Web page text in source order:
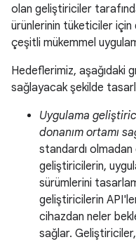
olan geliştiriciler
ürünlerinin tüketiciler için
çeşitli mükemmel
Hedeflerimiz, aşağıdaki
sağlayacak şekilde
Uygulama
donanım ortamı
standardı
geliştiricilerin,
sürümlerini
geliştiricilerin
cihazdan neler
sağlar.